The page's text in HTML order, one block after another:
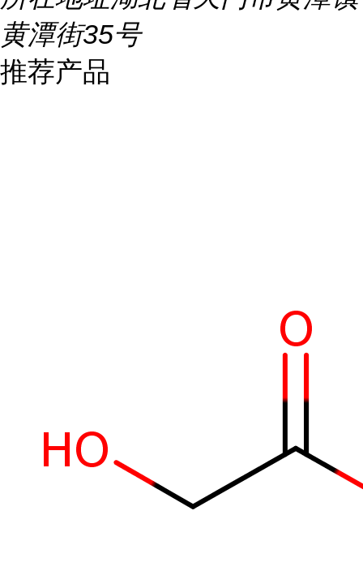
黄潭街35号
推荐产品